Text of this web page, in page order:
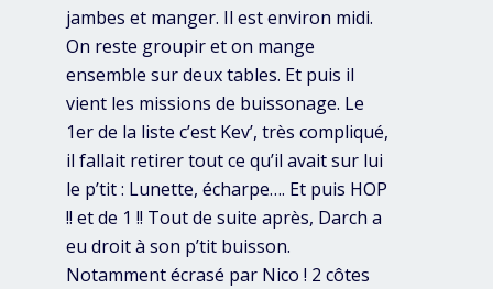
jambes et manger. Il est environ midi.
On reste groupir et on mange
ensemble sur deux tables. Et puis il
vient les missions de buissonage. Le
1er de la liste c’est Kev’, très compliqué,
il fallait retirer tout ce qu’il avait sur lui
le p’tit : Lunette, écharpe…. Et puis HOP
!! et de 1 !! Tout de suite après, Darch a
eu droit à son p’tit buisson.
Notamment écrasé par Nico ! 2 côtes